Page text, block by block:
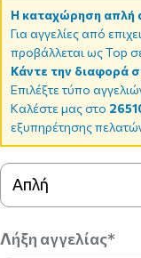
Η καταχώρηση απλή
Για αγγελίες από
προβάλλεται ως Top
Κάντε την διαφορά
Επιλέξτε τύπο
Καλέστε μας στο
εξυπηρέτησης
Απλή
Λήξη αγγελίας*